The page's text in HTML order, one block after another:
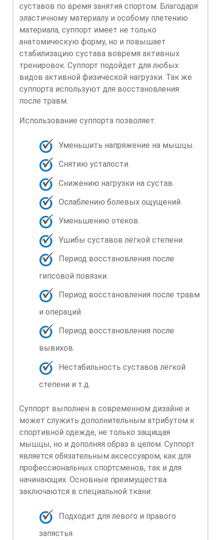
суставов по время занятия спортом. Благодаря
эластичному материалу и особому плетению
материала, суппорт имеет не только
анатомическую форму, но и повышает
стабилизацию сустава вовремя активных
тренировок. Суппорт подойдет для любых
видов активной физической нагрузки. Так же
суппорта используют для восстановления
после травм.
Использование суппорта позволяет:
Уменьшить напряжение на мышцы.
Снятию усталости.
Снижению нагрузки на сустав.
Ослаблению болевых ощущений.
Уменьшению отеков.
Ушибы суставов лёгкой степени.
Период восстановления после
гипсовой повязки.
Период восстановления после травм
и операций.
Период восстановления после
вывихов.
Нестабильность суставов лёгкой
степени и т.д.
Суппорт выполнен в современном дизайне и
может служить дополнительным атрибутом к
спортивной одежде, не только защищая
мышцы, но и дополняя образ в целом. Суппорт
является обязательным аксессуаром, как для
профессиональных спортсменов, так и для
начинающих. Основные преимущества
заключаются в специальной ткани:
Подходит для левого и правого
запястья.